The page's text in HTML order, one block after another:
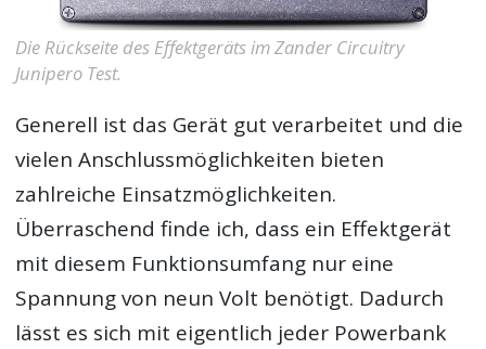
Die Rückseite des Effektgeräts im Zander Circuitry
Junipero Test.
Generell ist das Gerät gut verarbeitet und die
vielen Anschlussmöglichkeiten bieten
zahlreiche Einsatzmöglichkeiten.
Überraschend finde ich, dass ein Effektgerät
mit diesem Funktionsumfang nur eine
Spannung von neun Volt benötigt. Dadurch
lässt es sich mit eigentlich jeder Powerbank